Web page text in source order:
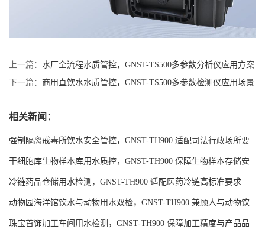
上一篇： 水厂全流程水质管控，GNST-TS500多参数分析仪应用方案
下一篇： 商用直饮水水质管控，GNST-TS500多参数检测仪应用场景
相关新闻：
强制隔离戒毒所饮水安全管控，GNST-TH900 适配司法行政场所要
求
干细胞库生物样本库用水质控，GNST-TH900 保障生物样本存储安
全
冷链药品仓储用水检测，GNST-TH900 适配医药冷链高标准要求
动物园海洋馆饮水与动物用水双检，GNST-TH900 兼顾人与动物饮
水安全
珠宝首饰加工车间用水检测，GNST-TH900 保障加工精度与产品品